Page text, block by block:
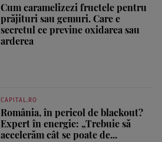
Cum caramelizezi fructele pentru
prăjituri sau gemuri. Care e
secretul ce previne oxidarea sau
arderea
CAPITAL.RO
România, în pericol de blackout?
Expert în energie: „Trebuie să
accelerăm cât se poate de...